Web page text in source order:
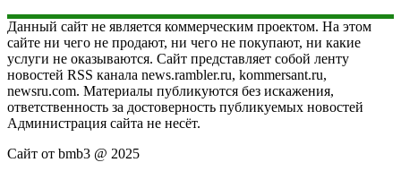
Данный сайт не является коммерческим проектом. На этом
сайте ни чего не продают, ни чего не покупают, ни какие
услуги не оказываются. Сайт представляет собой ленту
новостей RSS канала news.rambler.ru, kommersant.ru,
newsru.com. Материалы публикуются без искажения,
ответственность за достоверность публикуемых новостей
Администрация сайта не несёт.
Сайт от bmb3 @ 2025